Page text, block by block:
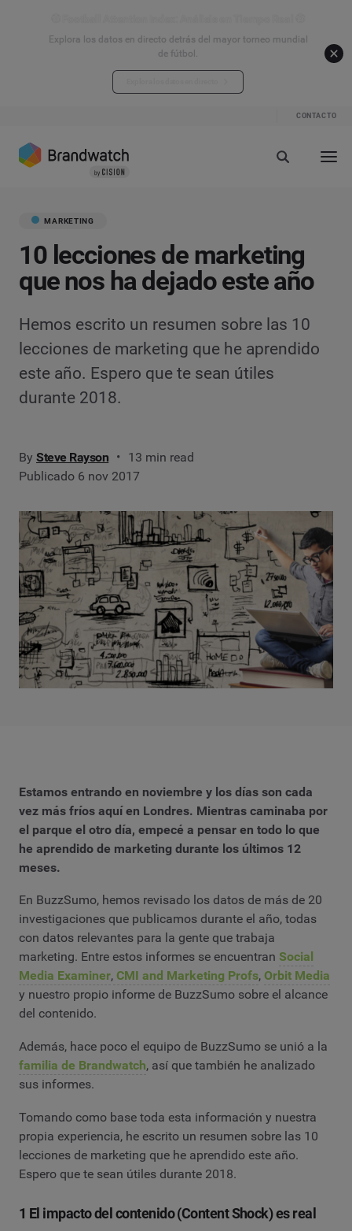
Explora los datos en directo detrás del mayor torneo mundial
de fútbol.
CONTACTO
MARKETING
10 lecciones de marketing
que nos ha dejado este año
Hemos escrito un resumen sobre las 10
lecciones de marketing que he aprendido
este año. Espero que te sean útiles
durante 2018.
By Steve Rayson
13 min read
Publicado 6 nov 2017
Estamos entrando en noviembre y los días son cada
vez más fríos aquí en Londres. Mientras caminaba por
el parque el otro día, empecé a pensar en todo lo que
he aprendido de marketing durante los últimos 12
meses.
En BuzzSumo, hemos revisado los datos de más de 20
investigaciones que publicamos durante el año, todas
con datos relevantes para la gente que trabaja
marketing. Entre estos informes se encuentran Social
Media Examiner, CMI and Marketing Profs, Orbit Media
y nuestro propio informe de BuzzSumo sobre el alcance
del contenido.
Además, hace poco el equipo de BuzzSumo se unió a la
familia de Brandwatch, así que también he analizado
sus informes.
Tomando como base toda esta información y nuestra
propia experiencia, he escrito un resumen sobre las 10
lecciones de marketing que he aprendido este año.
Espero que te sean útiles durante 2018.
1 El impacto del contenido (Content Shock) es real